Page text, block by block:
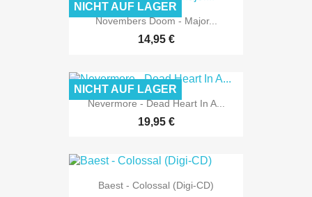
Novembers Doom - Major...
14,95 €
NICHT AUF LAGER
Nevermore - Dead Heart In A...
19,95 €
NICHT AUF LAGER
Baest - Colossal (Digi-CD)